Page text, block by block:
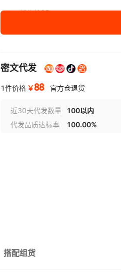
XXL/185
密文代发
1件价格 ￥88 官方仓退货
近30天代发数量 100以内
代发品质达标率
100.00%
搭配组货